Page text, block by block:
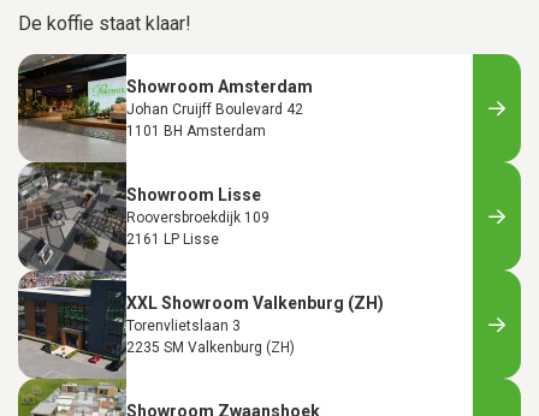
De koffie staat klaar!
Showroom Amsterdam
Johan Cruijff Boulevard 42
1101 BH Amsterdam
Showroom Lisse
Rooversbroekdijk 109
2161 LP Lisse
XXL Showroom Valkenburg (ZH)
Torenvlietslaan 3
2235 SM Valkenburg (ZH)
Showroom Zwaanshoek